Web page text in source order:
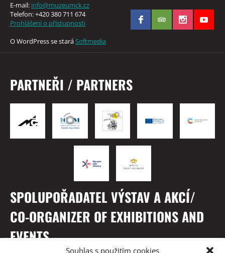
Souhlas s použitím cookies
E-mail: info@muzeumck.cz
Telefon: +420 380 711 674
Prohlášení o přístupnosti
O WordPress se staráSoftmedia
PARTNEŘI / PARTNERS
SPOLUPOŘADATEL VÝSTAV A AKCÍ/
CO-ORGANIZER OF EXHIBITIONS AND
EVENTS